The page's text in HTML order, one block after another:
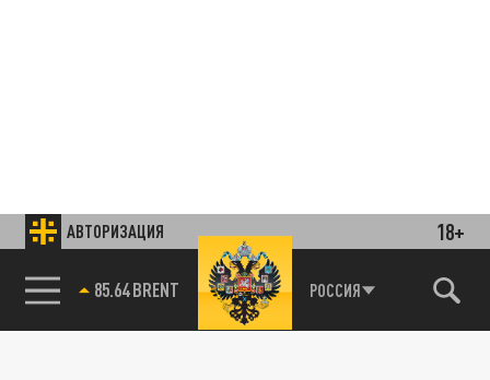
АВТОРИЗАЦИЯ 18+
85.64 BRENT РОССИЯ